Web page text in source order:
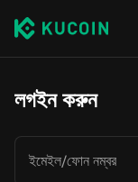
লগইন করুন
ইমেইল/ফোন নম্বর